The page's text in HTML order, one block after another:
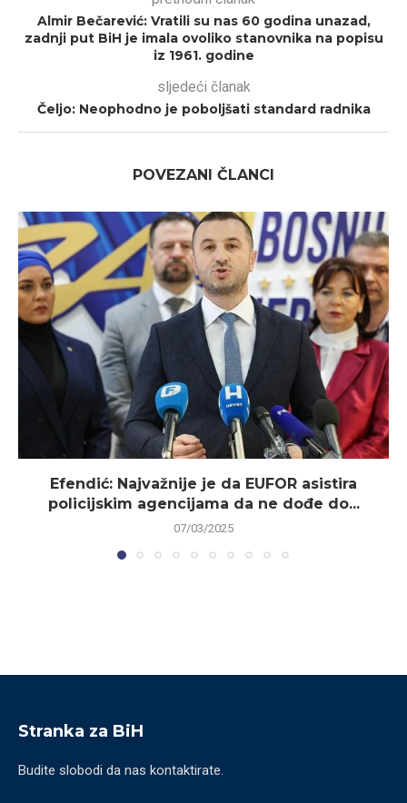
Almir Bečarević: Vratili su nas 60 godina unazad,
zadnji put BiH je imala ovoliko stanovnika na popisu
iz 1961. godine
sljedeći članak
Čeljo: Neophodno je poboljšati standard radnika
POVEZANI ČLANCI
Efendić: Najvažnije je da EUFOR asistira
policijskim agencijama da ne dođe do...
07/03/2025
Stranka za BiH
Budite slobodi da nas kontaktirate.